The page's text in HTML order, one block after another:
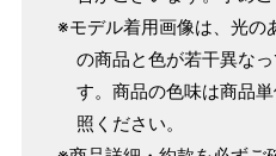
※モデル着用画像は、光の
の商品と色が若干異な
す。商品の色味は商品
照ください。